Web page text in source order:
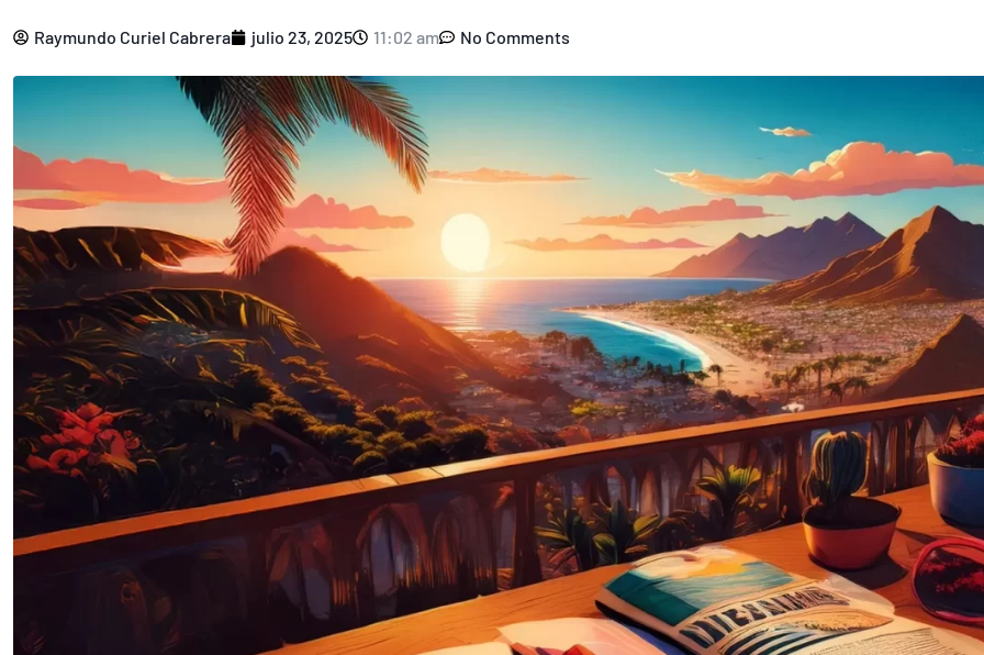
Raymundo Curiel Cabrera julio 23, 2025 11:02 am No Comments